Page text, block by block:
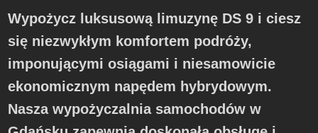
Wypożycz luksusową limuzynę DS 9 i ciesz
się niezwykłym komfortem podróży,
imponującymi osiągami i niesamowicie
ekonomicznym napędem hybrydowym.
Nasza wypożyczalnia samochodów w